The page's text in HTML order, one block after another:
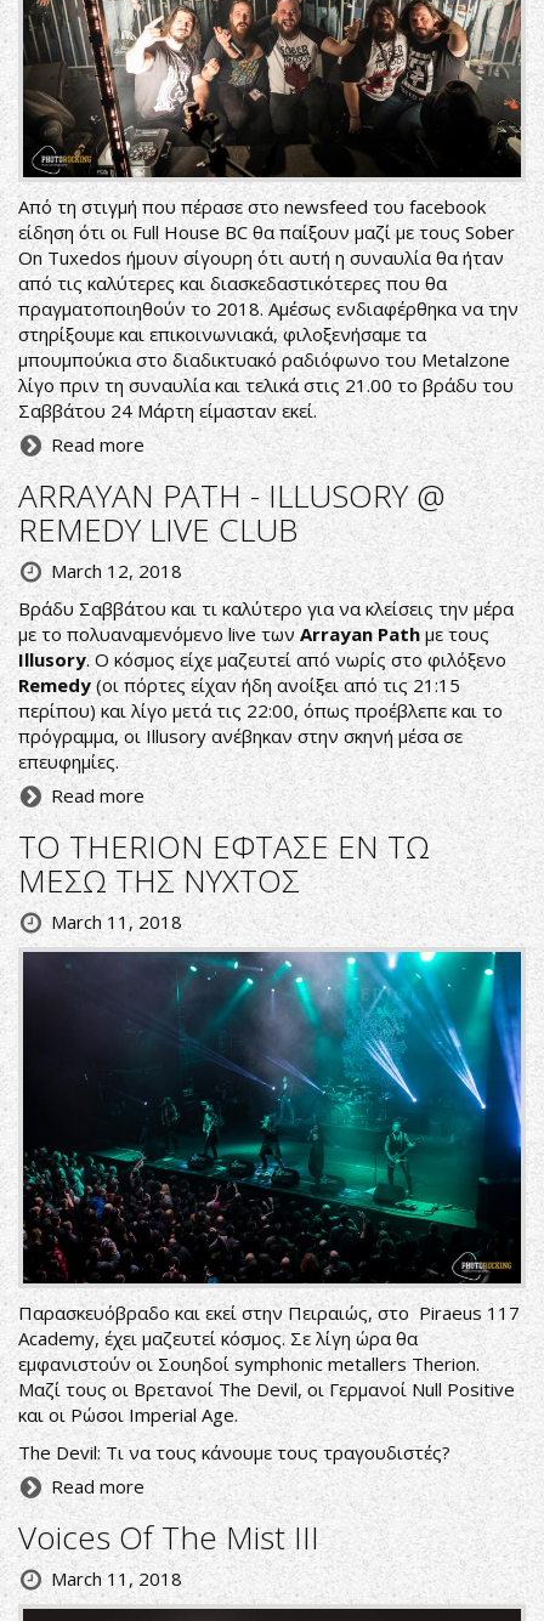
Από τη στιγμή που πέρασε στο newsfeed του facebook
είδηση ότι οι Full House BC θα παίξουν μαζί με τους Sober
On Tuxedos ήμουν σίγουρη ότι αυτή η συναυλία θα ήταν
από τις καλύτερες και διασκεδαστικότερες που θα
πραγματοποιηθούν το 2018. Αμέσως ενδιαφέρθηκα να την
στηρίξουμε και επικοινωνιακά, φιλοξενήσαμε τα
μπουμπούκια στο διαδικτυακό ραδιόφωνο του Metalzone
λίγο πριν τη συναυλία και τελικά στις 21.00 το βράδυ του
Σαββάτου 24 Μάρτη είμασταν εκεί.
Read more
ARRAYAN PATH - ILLUSORY @
REMEDY LIVE CLUB
March 12, 2018
Βράδυ Σαββάτου και τι καλύτερο για να κλείσεις την μέρα
με το πολυαναμενόμενο live τωνArrayan Pathμε τους
Illusory. Ο κόσμος είχε μαζευτεί από νωρίς στο φιλόξενο
Remedy (οι πόρτες είχαν ήδη ανοίξει από τις 21:15
περίπου) και λίγο μετά τις 22:00, όπως προέβλεπε και το
πρόγραμμα, οι Illusory ανέβηκαν στην σκηνή μέσα σε
επευφημίες.
Read more
ΤΟ THERION ΕΦΤΑΣΕ ΕΝ ΤΩ
ΜΕΣΩ ΤΗΣ ΝΥΧΤΟΣ
March 11, 2018
Παρασκευόβραδο και εκεί στην Πειραιώς, στο Piraeus 117
Academy, έχει μαζευτεί κόσμος. Σε λίγη ώρα θα
εμφανιστούν οι Σουηδοί symphonic metallers Therion.
Μαζί τους οι Βρετανοί The Devil, οι Γερμανοί Null Positive
και οι Ρώσοι Imperial Age.
The Devil: Τι να τους κάνουμε τους τραγουδιστές?
Read more
Voices Of The Mist III
March 11, 2018